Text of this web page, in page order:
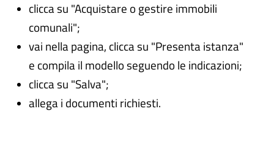
clicca su "Acquistare o gestire immobili
comunali";
vai nella pagina, clicca su "Presenta istanza"
e compila il modello seguendo le indicazioni;
clicca su "Salva";
allega i documenti richiesti.